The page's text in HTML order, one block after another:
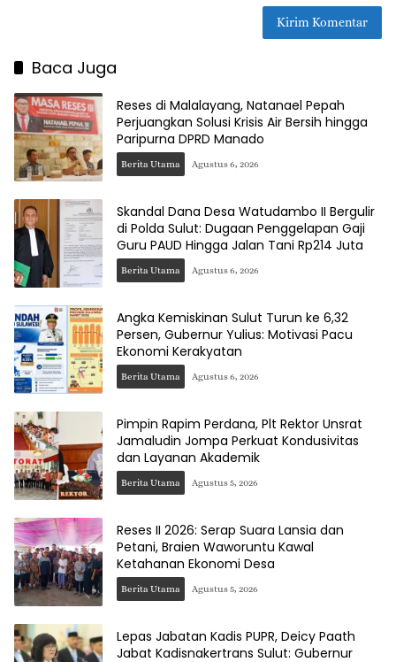
Baca Juga
Reses di Malalayang, Natanael Pepah
Perjuangkan Solusi Krisis Air Bersih hingga
Paripurna DPRD Manado
Berita Utama Agustus 6, 2026
Skandal Dana Desa Watudambo II Bergulir
di Polda Sulut: Dugaan Penggelapan Gaji
Guru PAUD Hingga Jalan Tani Rp214 Juta
Berita Utama Agustus 6, 2026
Angka Kemiskinan Sulut Turun ke 6,32
Persen, Gubernur Yulius: Motivasi Pacu
Ekonomi Kerakyatan
Berita Utama Agustus 6, 2026
Pimpin Rapim Perdana, Plt Rektor Unsrat
Jamaludin Jompa Perkuat Kondusivitas
dan Layanan Akademik
Berita Utama Agustus 5, 2026
Reses II 2026: Serap Suara Lansia dan
Petani, Braien Waworuntu Kawal
Ketahanan Ekonomi Desa
Berita Utama Agustus 5, 2026
Lepas Jabatan Kadis PUPR, Deicy Paath
Jabat Kadisnakertrans Sulut: Gubernur